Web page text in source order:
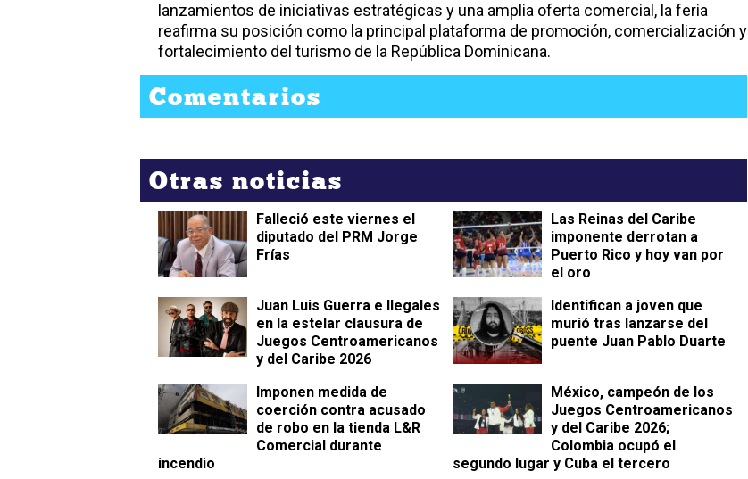
lanzamientos de iniciativas estratégicas y una amplia oferta comercial, la feria
reafirma su posición como la principal plataforma de promoción, comercialización y
fortalecimiento del turismo de la República Dominicana.
Comentarios
Otras noticias
Falleció este viernes el
diputado del PRM Jorge
Frías
Las Reinas del Caribe
imponente derrotan a
Puerto Rico y hoy van por
el oro
Juan Luis Guerra e Ilegales
en la estelar clausura de
Juegos Centroamericanos
y del Caribe 2026
Identifican a joven que
murió tras lanzarse del
puente Juan Pablo Duarte
Imponen medida de
coerción contra acusado
de robo en la tienda L&R
Comercial durante
incendio
México, campeón de los
Juegos Centroamericanos
y del Caribe 2026;
Colombia ocupó el
segundo lugar y Cuba el tercero